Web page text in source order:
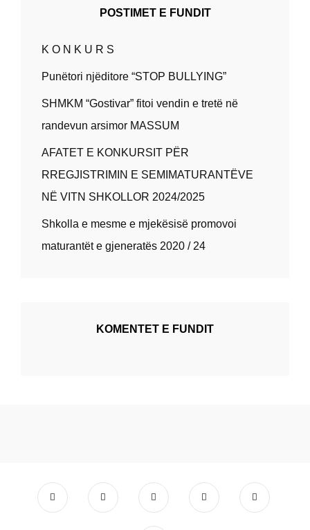
POSTIMET E FUNDIT
K O N K U R S
Punëtori njëditore “STOP BULLYING”
SHMKM “Gostivar” fitoi vendin e tretë në
randevun arsimor MASSUM
AFATET E KONKURSIT PËR
RREGJISTRIMIN E SEMIMATURANTËVE
NË VITN SHKOLLOR 2024/2025
Shkolla e mesme e mjekësisë promovoi
maturantët e gjeneratës 2020 / 24
KOMENTET E FUNDIT